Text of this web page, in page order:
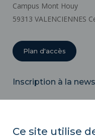
Campus Mont Houy
59313 VALENCIENNES
Plan d'accès
Inscription à la
Ce site utilise